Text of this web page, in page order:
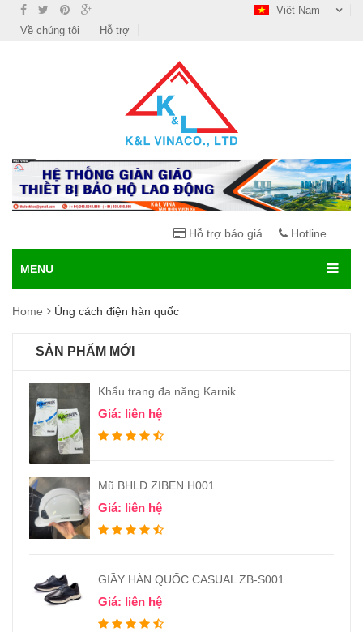
Việt Nam
Về chúng tôi
Hỗ trợ
Hỗ trợ báo giá Hotline
MENU
Home Ủng cách điện hàn quốc
SẢN PHẨM MỚI
Khẩu trang đa năng Karnik
Giá: liên hệ
Mũ BHLĐ ZIBEN H001
Giá: liên hệ
GIẦY HÀN QUỐC CASUAL ZB-S001
Giá: liên hệ